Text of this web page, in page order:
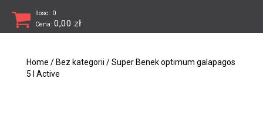
Ilosc: 0
Cena: 0,00 zł
Home / Bez kategorii / Super Benek optimum galapagos
5 l Active